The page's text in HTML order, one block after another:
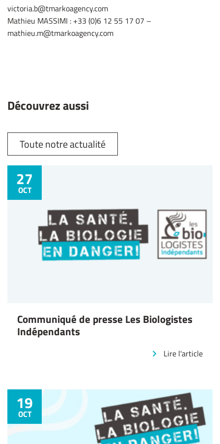
victoria.b@tmarkoagency.com
Mathieu MASSIMI : +33 (0)6 12 55 17 07 –
mathieu.m@tmarkoagency.com
Découvrez aussi
Toute notre actualité
27
OCT
Communiqué de presse Les Biologistes
Indépendants
Lire l'article
19
OCT